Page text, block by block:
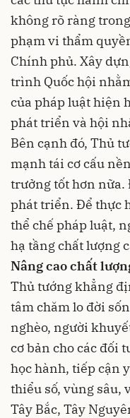
không rõ ràng
phạm vi thẩm
Chính phủ. Xây
trình Quốc hội
của pháp luật hiện
phát triển và hội
Bên cạnh đó, Thủ
mạnh tái cơ cấu
trưởng tốt hơn nữa.
phát triển. Để thực
thể chế pháp luật,
hạ tầng chất lượng
Nâng cao chất
Thủ tướng khẳng
tâm chăm lo đời
nghèo, người
cơ bản cho các đối
học hành, tiếp cận
thiểu số, vùng sâu,
Tây Bắc, Tây